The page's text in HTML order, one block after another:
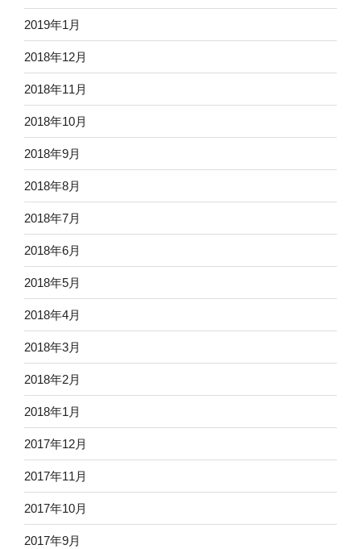
2019年1月
2018年12月
2018年11月
2018年10月
2018年9月
2018年8月
2018年7月
2018年6月
2018年5月
2018年4月
2018年3月
2018年2月
2018年1月
2017年12月
2017年11月
2017年10月
2017年9月